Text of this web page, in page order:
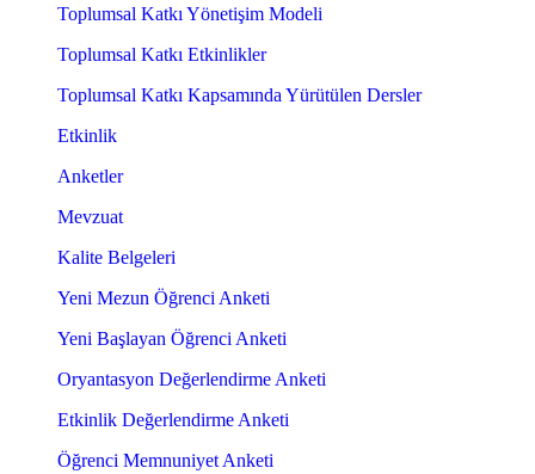
Toplumsal Katkı Yönetişim Modeli
Toplumsal Katkı Etkinlikler
Toplumsal Katkı Kapsamında Yürütülen Dersler
Etkinlik
Anketler
Mevzuat
Kalite Belgeleri
Yeni Mezun Öğrenci Anketi
Yeni Başlayan Öğrenci Anketi
Oryantasyon Değerlendirme Anketi
Etkinlik Değerlendirme Anketi
Öğrenci Memnuniyet Anketi